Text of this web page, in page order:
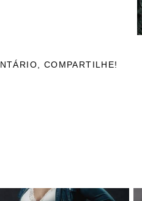
COMPARTILHE!